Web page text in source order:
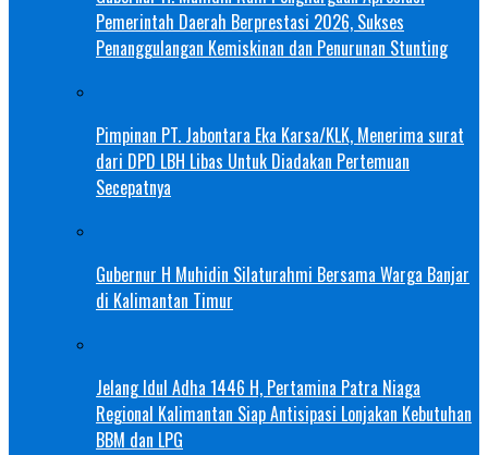
Pemerintah Daerah Berprestasi 2026, Sukses
Penanggulangan Kemiskinan dan Penurunan Stunting
Pimpinan PT. Jabontara Eka Karsa/KLK, Menerima surat
dari DPD LBH Libas Untuk Diadakan Pertemuan
Secepatnya
Gubernur H Muhidin Silaturahmi Bersama Warga Banjar
di Kalimantan Timur
Jelang Idul Adha 1446 H, Pertamina Patra Niaga
Regional Kalimantan Siap Antisipasi Lonjakan Kebutuhan
BBM dan LPG